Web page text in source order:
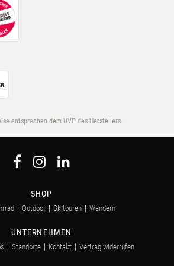
gesammelt haben.
entsprechen dem UVP des Herstellers.
SHOP
Outdoor Skitouren Wandern
UNTERNEHMEN
Standorte Kontakt Vertrag widerrufen